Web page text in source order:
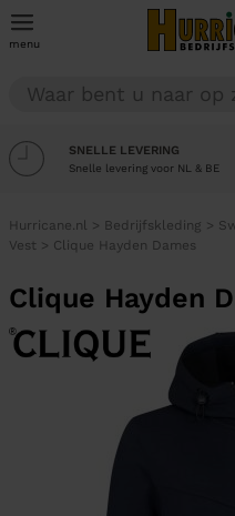
menu
SNELLE LEVERING
Snelle levering voor NL & BE
Hurricane.nl > Bedrijfskleding >
Vest > Clique Hayden Dames
Clique Hayden